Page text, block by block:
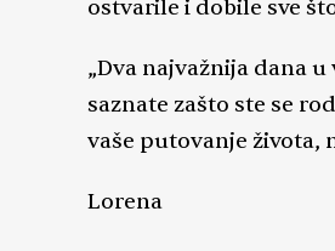
ostvarile i dobile sve
„Dva najvažnija dana
saznate zašto ste se
vaše putovanje života,
Lorena